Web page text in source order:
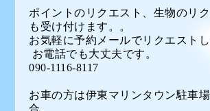
ポイントのリクエスト、生物のリ
も受け付けます。。
お気軽に予約メールでリクエストし
お電話でも大丈夫です。
090-1116-8117
お車の方は伊東マリンタウン駐車